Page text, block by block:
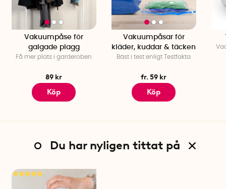
Vakuumpåse för
galgade plagg
Få mer plats i garderoben
89 kr
Köp
Vakuumpåsar för
kläder, kuddar & täcken
Bäst i test enligt Testfakta
fr. 59 kr
Köp
Du har nyligen tittat på